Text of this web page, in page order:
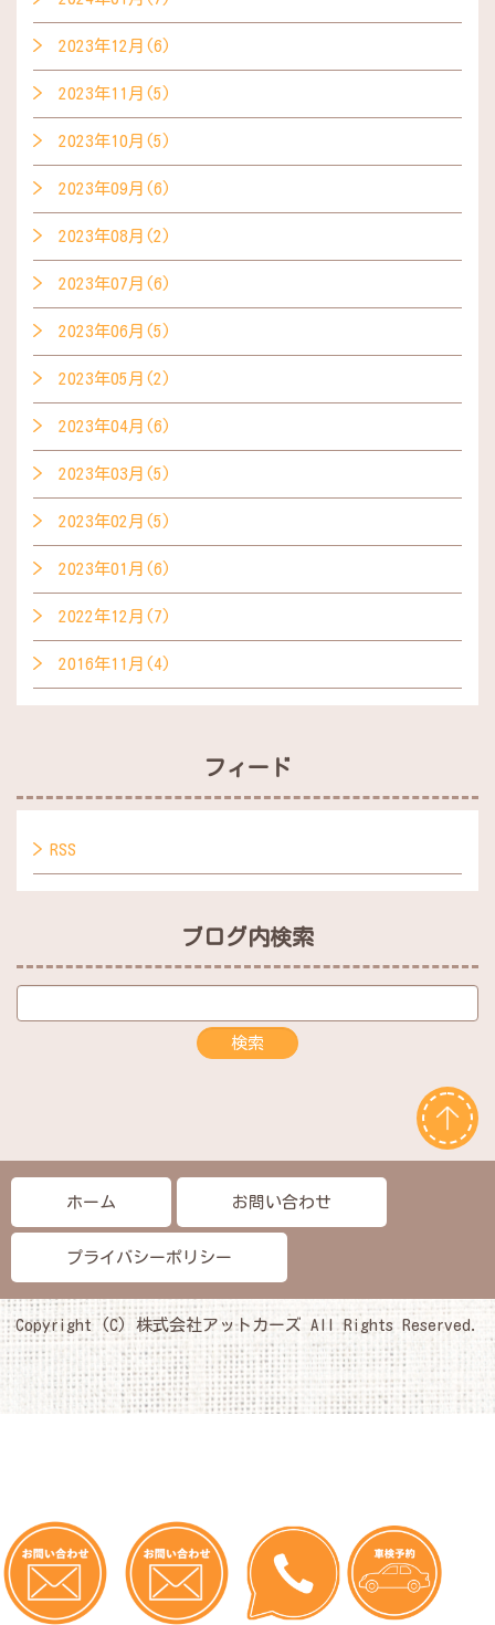
2023年12月(6)
2023年11月(5)
2023年10月(5)
2023年09月(6)
2023年08月(2)
2023年07月(6)
2023年06月(5)
2023年05月(2)
2023年04月(6)
2023年03月(5)
2023年02月(5)
2023年01月(6)
2022年12月(7)
2016年11月(4)
フィード
RSS
ブログ内検索
ホーム お問い合わせ
プライバシーポリシー
Copyright (C) 株式会社アットカーズ All Rights Reserved.